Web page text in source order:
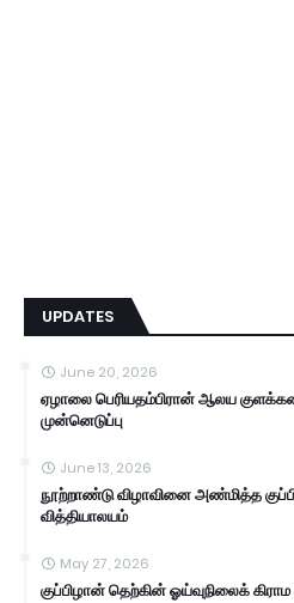
UPDATES
June 20, 2026
ஏழாலை பெரியதம்பிரான் ஆலய
முன்னெடுப்பு
June 13, 2026
நூற்றாண்டு விழாவினை அண்மித்த
வித்தியாலயம்
May 27, 2026
குப்பிழான் தெற்கின் ஓய்வுநிலைக்